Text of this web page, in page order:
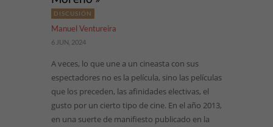
DISCUSIÓN
Manuel Ventureira
6 JUN, 2024
A veces, lo que une a un cineasta con sus
espectadores no es la película, sino las películas
que los preceden, las afinidades electivas, el
gusto por un cierto tipo de cine. En el año 2013,
en una suerte de manifiesto publicado en la